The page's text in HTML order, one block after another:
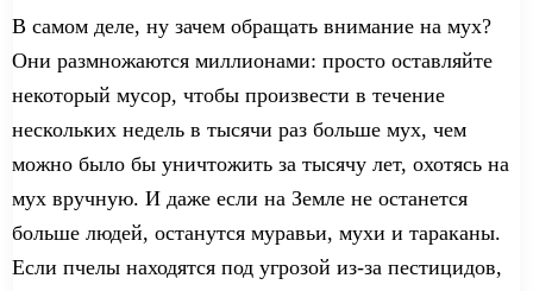
В самом деле, ну зачем обращать внимание на мух?
Они размножаются миллионами: просто оставляйте
некоторый мусор, чтобы произвести в течение
нескольких недель в тысячи раз больше мух, чем
можно было бы уничтожить за тысячу лет, охотясь на
мух вручную. И даже если на Земле не останется
больше людей, останутся муравьи, мухи и тараканы.
Если пчелы находятся под угрозой из-за пестицидов,